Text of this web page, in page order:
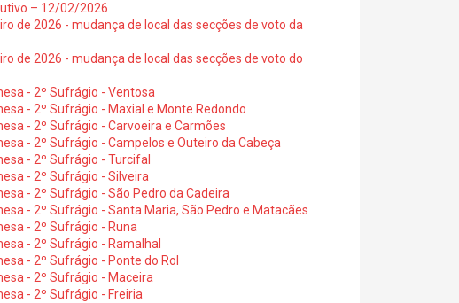
– 12/02/2026
de 2026 - mudança de local das secções de voto da
de 2026 - mudança de local das secções de voto do
- 2º Sufrágio - Ventosa
- 2º Sufrágio - Maxial e Monte Redondo
- 2º Sufrágio - Carvoeira e Carmões
- 2º Sufrágio - Campelos e Outeiro da Cabeça
- 2º Sufrágio - Turcifal
- 2º Sufrágio - Silveira
- 2º Sufrágio - São Pedro da Cadeira
- 2º Sufrágio - Santa Maria, São Pedro e Matacães
- 2º Sufrágio - Runa
- 2º Sufrágio - Ramalhal
- 2º Sufrágio - Ponte do Rol
- 2º Sufrágio - Maceira
- 2º Sufrágio - Freiria